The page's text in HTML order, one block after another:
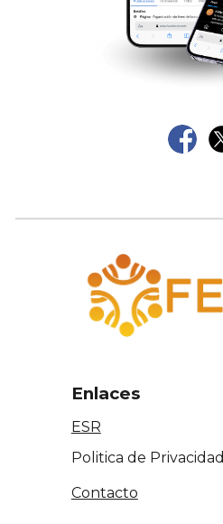
Enlaces
ESR
Politica de Privacidad
Contacto